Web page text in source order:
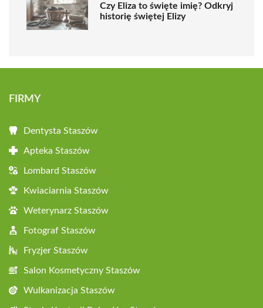
Czy Eliza to święte imię? Odkryj
historię świętej Elizy
FIRMY
Dentysta Staszów
Apteka Staszów
Lombard Staszów
Kwiaciarnia Staszów
Weterynarz Staszów
Fotograf Staszów
Fryzjer Staszów
Salon Kosmetyczny Staszów
Wulkanizacja Staszów